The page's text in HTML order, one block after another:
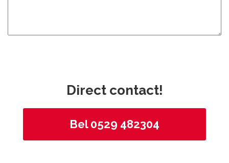
Direct contact!
Bel 0529 482304